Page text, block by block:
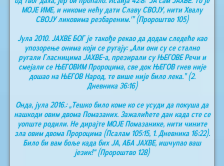
МОЈЕ ИМЕ, и никоме нећу дати Славу СВОЈУ, нити Хвалу
СВОЈУ ликовима резбареним.'” (Пророштво 105)
Јула 2010. ЈАХВЕ БОГ је такође рекао да додам следеће као
упозорење онима који се ругају: „Али они су се стално
ругали Гласницима ЈАХВЕ-а, презирали су ЊЕГОВЕ Речи и
смејали се ЊЕГОВИМ Пророцима, све док ЊЕГОВ гнев није
дошао на ЊЕГОВ Народ, те више није било лека.” (2.
Дневника 36:16)
Онда, јула 2016.: „Тешко било коме ко се усуди да покуша да
нашкоди овим двома Помазаних. Зажалићете дан када сте се
уопште родили. Не дирајте МОЈЕ Помазанике, нити чините
зла овим двома Пророцима (Псалам 105:15, 1. Дневника 16:22).
Било би вам боље када бих ЈА, АБА ЈАХВЕ, ишчупао ваш
језик!“ (Пророштво 128)